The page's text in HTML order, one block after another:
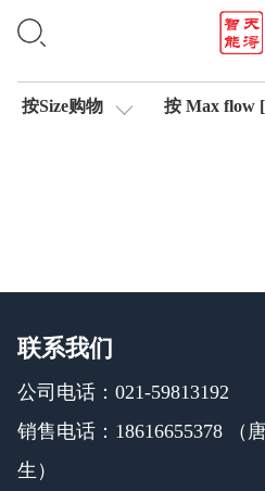
集成式放大器
按Size购物 按 Max flow
联系我们
公司电话：021-59813192
销售电话：18616655378 （
生）